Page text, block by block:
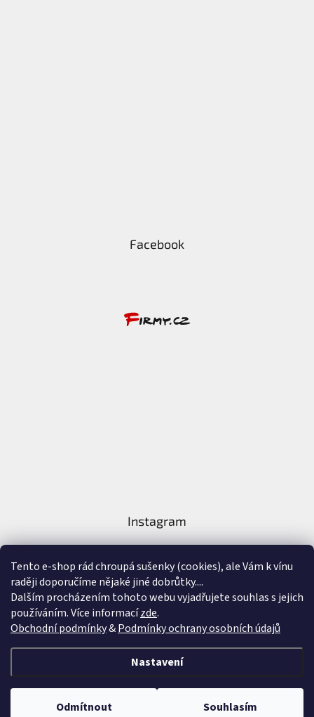
Tento e-shop rád chroupá sušenky (cookies), ale Vám k vínu
raději doporučíme nějaké jiné dobrůtky....
Dalším procházením tohoto webu vyjadřujete souhlas s jejich
používáním. Více informacízde.
Obchodní podmínky&Podmínky ochrany osobních údajů
Nastavení
Odmítnout Souhlasím
Facebook
Instagram
Sledovat na Instagramu
Vytvořil Shoptet &
Nejlepší Vína Online . Všechna práva vyhrazena.